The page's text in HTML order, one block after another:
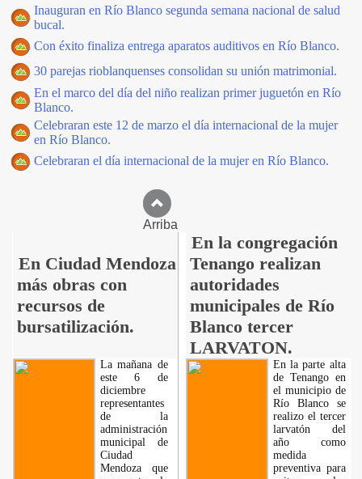
Inauguran en Río Blanco segunda semana nacional de salud
bucal.
Con éxito finaliza entrega aparatos auditivos en Río Blanco.
30 parejas rioblanquenses consolidan su unión matrimonial.
En el marco del día del niño realizan primer juguetón en Río
Blanco.
Celebraran este 12 de marzo el día internacional de la mujer
en Río Blanco.
Celebraran el día internacional de la mujer en Río Blanco.
Arriba
En Ciudad Mendoza
más obras con
recursos de
bursatilización.
En la congregación
Tenango realizan
autoridades
municipales de Río
Blanco tercer
LARVATON.
La mañana de
este 6 de
diciembre
representantes
de la
administración
municipal de
Ciudad
Mendoza que
En la parte alta
de Tenango en
el municipio de
Río Blanco se
realizo el tercer
larvatón del
año como
medida
preventiva para